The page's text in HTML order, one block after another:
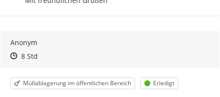
Anonym
Zeitpunkt des Erstellens
Zeitpunkt des Erstellens
8 StdZur Äußerung
Kategorie
Müllablagerung im öffentlichen Bereich Status
Erledigt